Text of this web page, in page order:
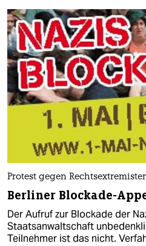
Protest gegen
Berliner Blockade-
Der Aufruf zur Blockade der
Staatsanwaltschaft
Teilnehmer ist das nicht.